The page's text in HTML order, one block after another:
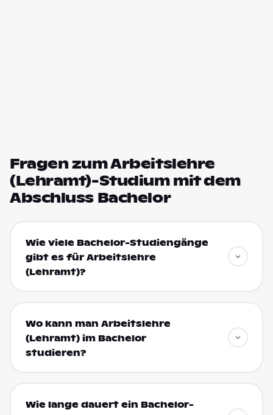
Fragen zum Arbeitslehre
(Lehramt)-Studium mit dem
Abschluss Bachelor
Wie viele Bachelor-Studiengänge
gibt es für Arbeitslehre
(Lehramt)?
Wo kann man Arbeitslehre
(Lehramt) im Bachelor
studieren?
Wie lange dauert ein Bachelor-